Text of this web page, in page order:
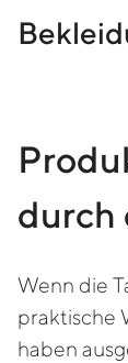
durch
Wenn die
praktische
haben